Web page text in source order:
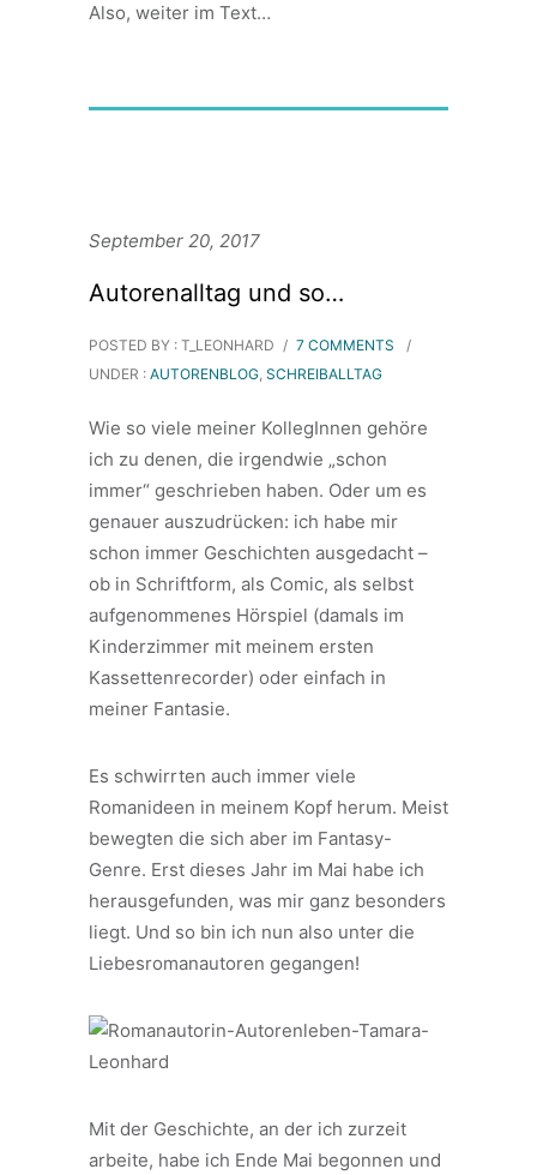
Also, weiter im Text…
September 20, 2017
Autorenalltag und so…
POSTED BY : T_LEONHARD / 7 COMMENTS
/
UNDER : AUTORENBLOG, SCHREIBALLTAG
Wie so viele meiner KollegInnen gehöre
ich zu denen, die irgendwie „schon
immer“ geschrieben haben. Oder um es
genauer auszudrücken: ich habe mir
schon immer Geschichten ausgedacht –
ob in Schriftform, als Comic, als selbst
aufgenommenes Hörspiel (damals im
Kinderzimmer mit meinem ersten
Kassettenrecorder) oder einfach in
meiner Fantasie.
Es schwirrten auch immer viele
Romanideen in meinem Kopf herum. Meist
bewegten die sich aber im Fantasy-
Genre. Erst dieses Jahr im Mai habe ich
herausgefunden, was mir ganz besonders
liegt. Und so bin ich nun also unter die
Liebesromanautoren gegangen!
Mit der Geschichte, an der ich zurzeit
arbeite, habe ich Ende Mai begonnen und